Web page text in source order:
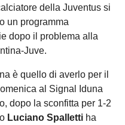
della Juventus si
un programma
dopo il problema alla
Juve.
è quello di averlo per il
al Signal Iduna
dopo la sconfitta per 1-2
Luciano Spalletti ha